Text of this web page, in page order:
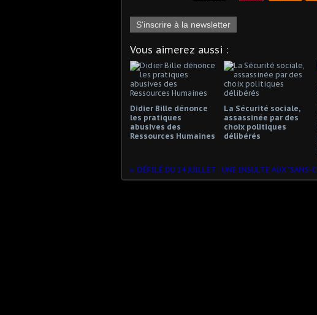
S'inscrire à la newsletter
Vous aimerez aussi :
Didier Bille dénonce
les pratiques
abusives des
Ressources Humaines
La Sécurité sociale,
assassinée par des
choix politiques
délibérés